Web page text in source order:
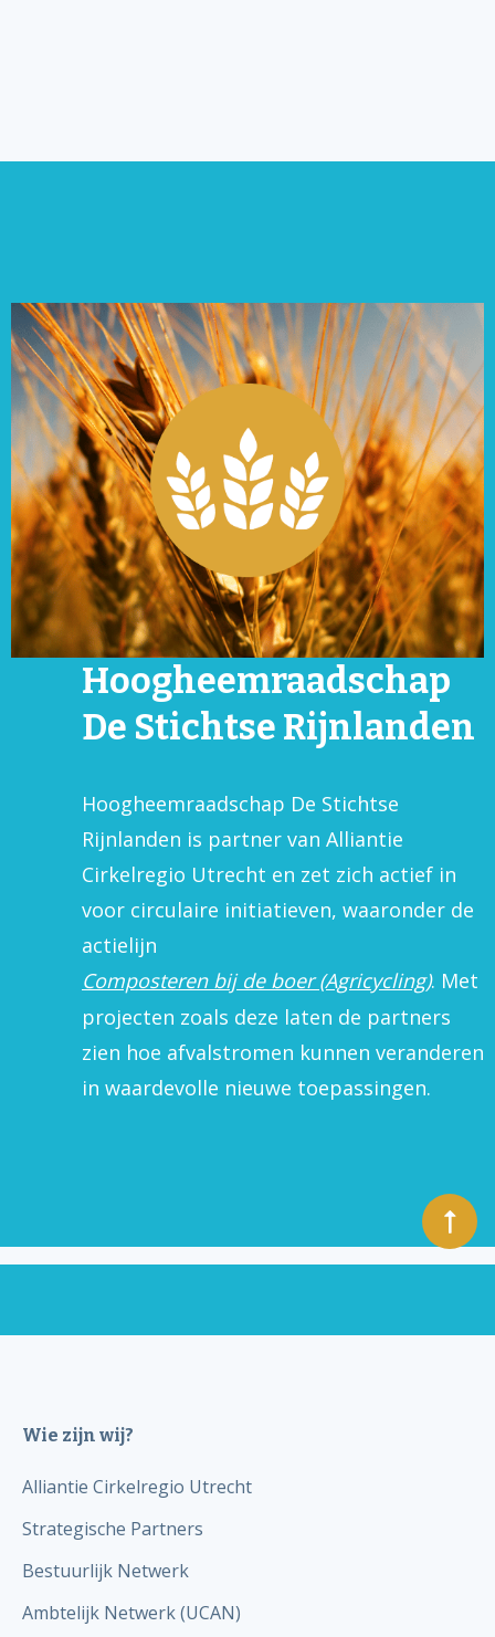
Hoogheemraadschap
De Stichtse Rijnlanden
Hoogheemraadschap De Stichtse
Rijnlanden is partner van Alliantie
Cirkelregio Utrecht en zet zich actief in
voor circulaire initiatieven, waaronder de
actielijn
Composteren bij de boer (Agricycling). Met
projecten zoals deze laten de partners
zien hoe afvalstromen kunnen veranderen
in waardevolle nieuwe toepassingen.
Wie zijn wij?
Alliantie Cirkelregio Utrecht
Strategische Partners
Bestuurlijk Netwerk
Ambtelijk Netwerk (UCAN)